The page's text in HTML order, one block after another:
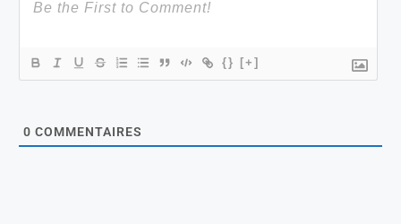
{} [+]
0 COMMENTAIRES